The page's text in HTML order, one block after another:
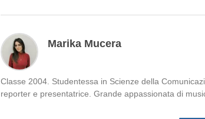
Marika Mucera
Classe 2004. Studentessa in Scienze della
reporter e presentatrice. Grande appassionata di